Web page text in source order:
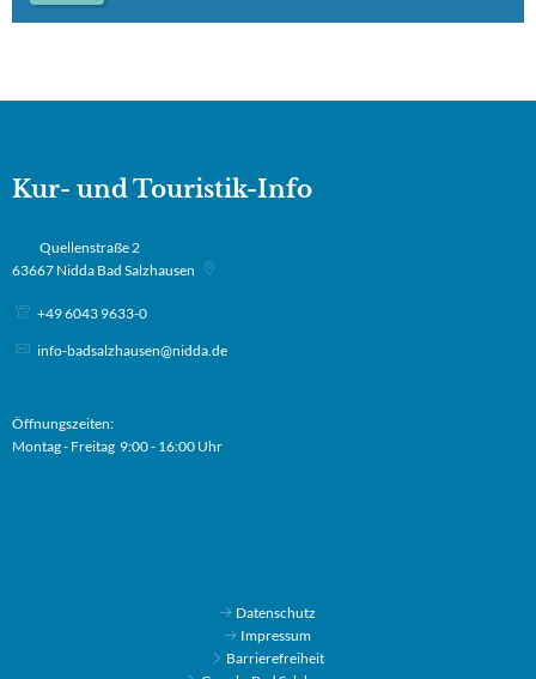
Kur- und Touristik-Info
Quellenstraße 2
63667 Nidda Bad Salzhausen
+49 6043 9633-0
info-badsalzhausen@nidda.de
Öffnungszeiten:
Montag - Freitag 9:00 - 16:00 Uhr
Datenschutz
Impressum
Barrierefreiheit